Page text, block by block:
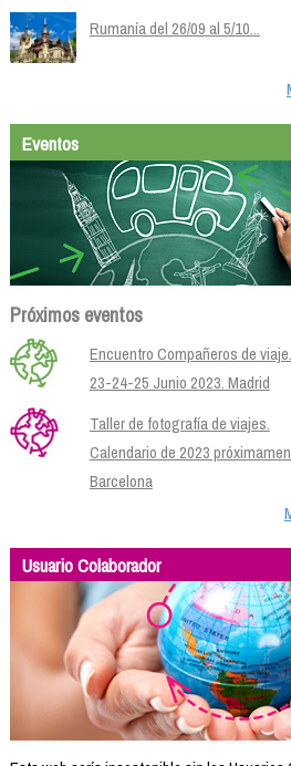
Rumanía del 26/09 al 5/10...
Eventos
Próximos eventos
Encuentro Compañeros de viaje.
23-24-25 Junio 2023. Madrid
Taller de fotografía de viajes.
Calendario de 2023
Barcelona
Usuario Colaborador